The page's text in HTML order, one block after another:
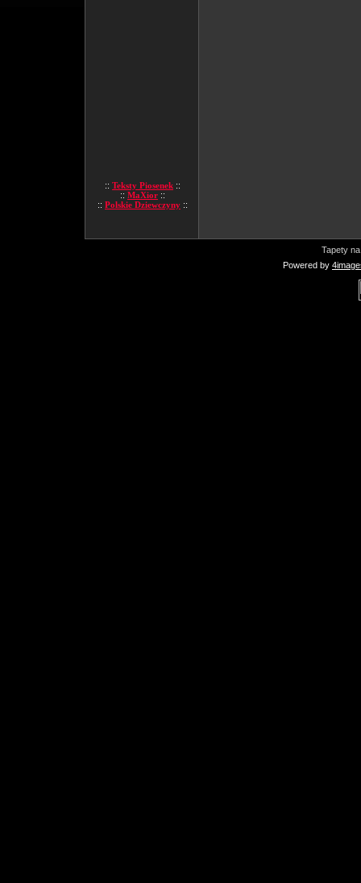
:: Teksty Piosenek ::
:: MaXior ::
:: Polskie Dziewczyny ::
Tapety
Powered by